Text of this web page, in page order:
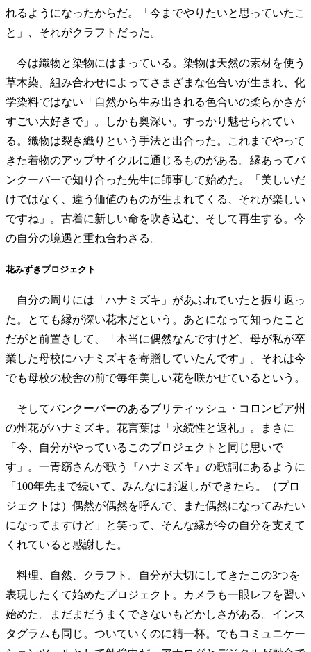
れるようになったからだ。「今までやりたいと思っていたこ
と」、それがクラフトだった。
今は織物と染物にはまっている。染物は天然の素材を使う
草木染。組み合わせによってさまざまな色合いが生まれ、化
学染料ではない「自然から生み出される色合いの柔らかさが
すごい大好きで」。しかも奥深い。すっかり魅せられてい
る。織物は裂き織りという手法と出合った。これまでやって
きた着物のアップサイクルに通じるものがある。縁あってバ
ンクーバーで知り合った先生に師事して始めた。「美しいだ
けではなく、違う価値のものが生まれてくる、それが楽しい
ですね」。古着に新しい命を吹き込む、そして再生する。今
の自分の境遇と重ね合わさる。
花みずきプロジェクト
自分の周りには「ハナミズキ」があふれていたと振り返っ
た。とても縁が深い花木だという。あとになって知ったこと
だがと前置きして、「本当に偶然なんですけど、母が私が卒
業した母校にハナミズキを寄贈していたんです」。それは今
でも母校の校舎の前で毎年美しい花を咲かせているという。
そしてバンクーバーのあるブリティッシュ・コロンビア州
の州花がハナミズキ。花言葉は「永続性と返礼」。まさに
「今、自分がやっているこのプロジェクトと同じ思いで
す」。一青窈さんが歌う『ハナミズキ』の歌詞にあるように
「100年先まで続いて、みんなにお返しができたら。（プロ
ジェクトは）偶然が偶然を呼んで、また偶然になってみたい
になってますけど」と笑って、そんな縁が今の自分を支えて
くれていると感謝した。
料理、自然、クラフト。自分が大切にしてきたこの3つを
表現したくて始めたプロジェクト。カメラも一眼レフを習い
始めた。まだまだうまくできないもどかしさがある。インス
タグラムも同じ。ついていくのに精一杯。でもコミュニケー